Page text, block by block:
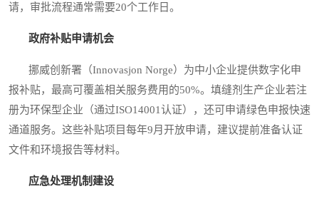
请，审批流程通常需要20个工作日。
政府补贴申请机会
挪威创新署（Innovasjon Norge）为中小企业提供数字化申
报补贴，最高可覆盖相关服务费用的50%。填缝剂生产企业若注
册为环保型企业（通过ISO14001认证），还可申请绿色申报快速
通道服务。这些补贴项目每年9月开放申请，建议提前准备认证
文件和环境报告等材料。
应急处理机制建设